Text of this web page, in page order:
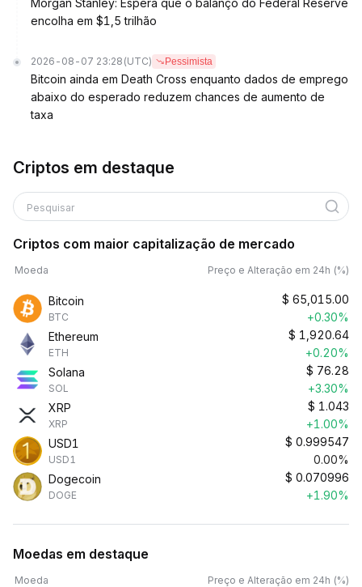
Morgan Stanley: Espera que o balanço do Federal Reserve
encolha em $1,5 trilhão
2026-08-07 23:28 (UTC) Pessimista
Bitcoin ainda em Death Cross enquanto dados de emprego
abaixo do esperado reduzem chances de aumento de
taxa
Criptos em destaque
Pesquisar
Criptos com maior capitalização de mercado
Moeda Preço e Alteração em 24h (%)
Bitcoin
BTC
$ 65,015.00
+0.30%
Ethereum
ETH
$ 1,920.64
+0.20%
Solana
SOL
$ 76.28
+3.30%
XRP
XRP
$ 1.043
+1.00%
USD1
USD1
$ 0.999547
0.00%
Dogecoin
DOGE
$ 0.070996
+1.90%
Moedas em destaque
Moeda Preço e Alteração em 24h (%)